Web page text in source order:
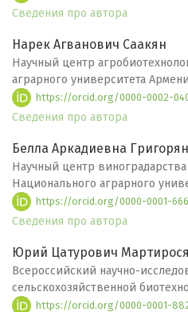
Сведения про автора
Нарек Агванович Саакян
Научный центр
аграрного университета
https://orcid.org/0000-0002-
Сведения про автора
Белла Аркадиевна Григорян
Научный центр
Национального аграрного
https://orcid.org/0000-0001-
Сведения про автора
Юрий Цатурович
Всероссийский научно-
сельскохозяйственной
https://orcid.org/0000-0001-